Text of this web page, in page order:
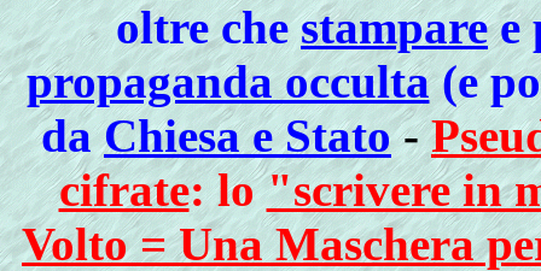
oltre chestamparee
propaganda occulta(e
daChiesa e Stato -
cifrate: lo"scrivere in
Volto = Una Maschera